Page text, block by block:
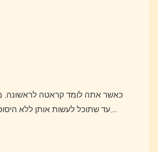
כאשר אתה לומד קראטה לראשונה, מלמדים אותך מספר טכניקות בסיסיות.תידרש לתרגל טכניקות אלו בכיתה ובעצמך,
עד שתוכל לעשות אותן ללא היסוס.המהלכים צריכים לבוא במהירות ובצורה חלקה.לאחר לימוד טכניקות התחלה אלו,…